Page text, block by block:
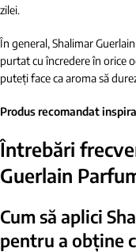
zilei.
În general, Shalimar
purtat cu încredere în orice
puteți face ca aroma să
Produs recomandat
Întrebări
Guerlain
Cum să aplici
pentru a obține